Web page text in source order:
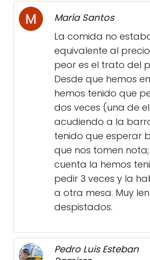
María Santos
La comida no
equivalente al
peor es el trato del
Desde que hemos
hemos tenido que
dos veces (una de
acudiendo a la
tenido que esperar
que nos tomen
cuenta la hemos
pedir 3 veces y la
a otra mesa. Muy
despistados.
Pedro Luis Esteban